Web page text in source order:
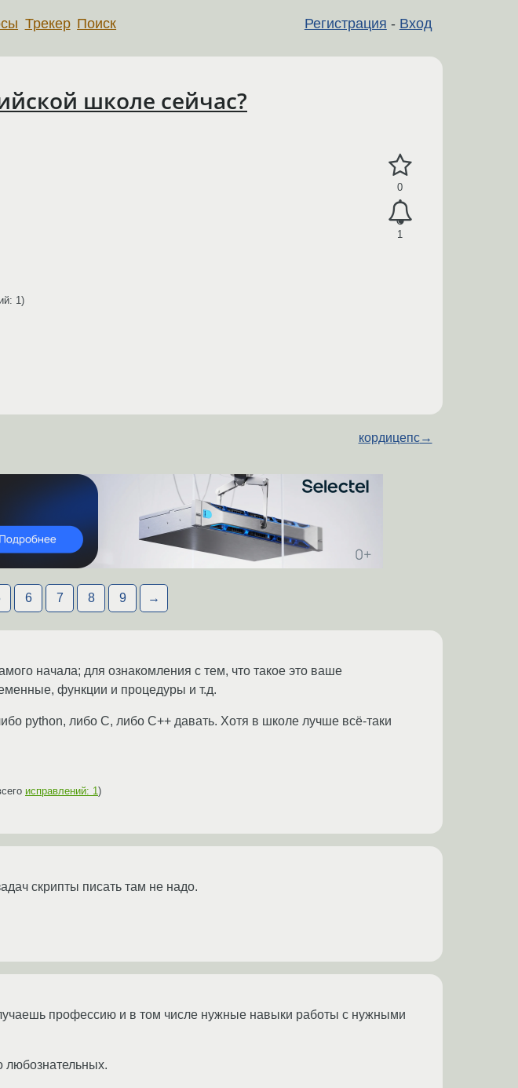
Регистрация - Вход
Трекер Поиск
школе сейчас?
0
1
1)
кордицепс→
6 7 8 9 →
начала; для ознакомления с тем, что такое это ваше
функции и процедуры и т.д.
python, либо C, либо C++ давать. Хотя в школе лучше всё-таки
исправлений: 1)
скрипты писать там не надо.
профессию и в том числе нужные навыки работы с нужными
любознательных.